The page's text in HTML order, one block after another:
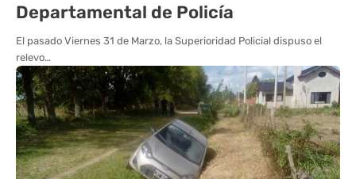
Departamental de Policía
El pasado Viernes 31 de Marzo, la Superioridad Policial dispuso el
relevo…